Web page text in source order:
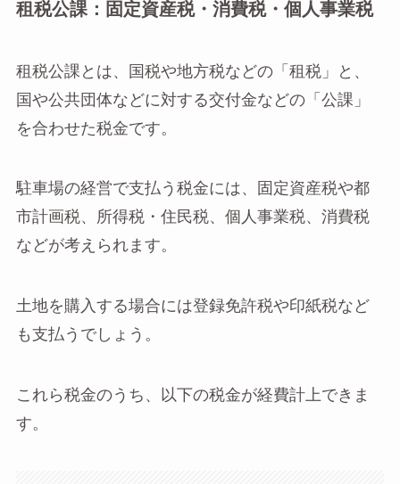
租税公課：固定資産税・消費税・個人事業税
租税公課とは、国税や地方税などの「租税」と、
国や公共団体などに対する交付金などの「公課」
を合わせた税金です。
駐車場の経営で支払う税金には、固定資産税や都
市計画税、所得税・住民税、個人事業税、消費税
などが考えられます。
土地を購入する場合には登録免許税や印紙税など
も支払うでしょう。
これら税金のうち、以下の税金が経費計上できま
す。